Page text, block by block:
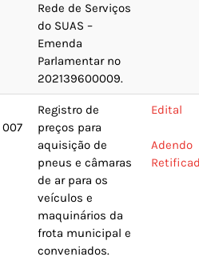
Rede de Serviços
do SUAS –
Emenda
Parlamentar nº
202139600009.
Registro de
preços para
aquisição de
pneus e câmaras
de ar para os
veículos e
maquinários da
frota municipal e
conveniados.
Edital
Adendo